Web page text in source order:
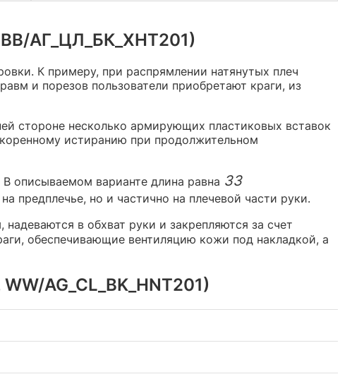
ВВ/АГ_ЦЛ_БК_ХНТ201)
К примеру, при распрямлении натянутых плеч
и порезов пользователи приобретают краги, из
стороне несколько армирующих пластиковых вставок
истиранию при продолжительном
описываемом варианте длина равна 33
предплечье, но и частично на плечевой части руки.
в обхват руки и закрепляются за счет
обеспечивающие вентиляцию кожи под накладкой, а
AG_CL_BK_HNT201)